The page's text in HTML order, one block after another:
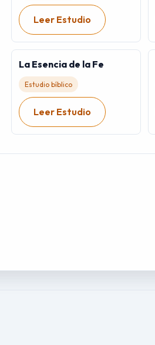
Leer Estudio
La Esencia de la Fe
Estudio bíblico
Leer Estudio